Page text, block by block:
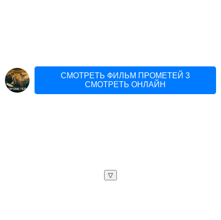
СМОТРЕТЬ ФИЛЬМ ПРОМЕТЕЙ 3
СМОТРЕТЬ ОНЛАЙН
▽